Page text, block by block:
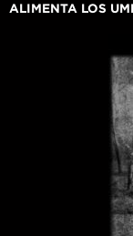
ALIMENTA LOS